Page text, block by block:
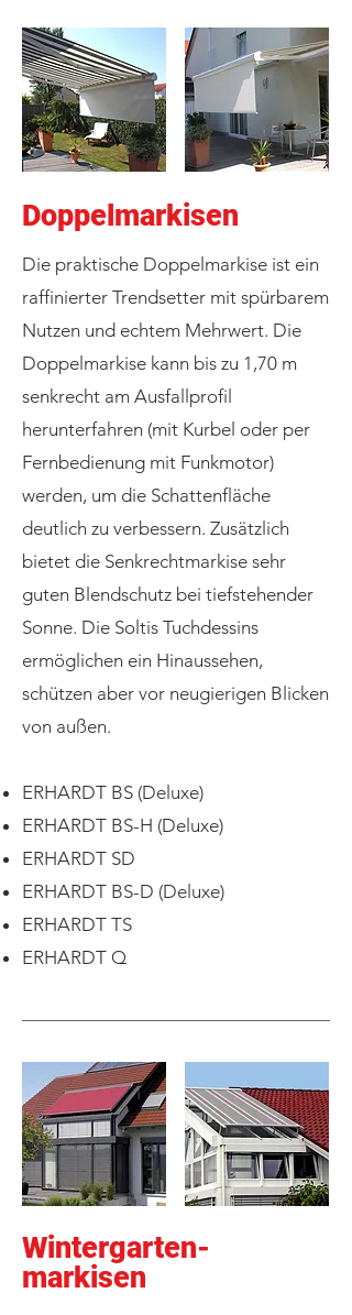
Doppelmarkisen
Die praktische Doppelmarkise ist ein
raffinierter Trendsetter mit spürbarem
Nutzen und echtem Mehrwert. Die
Doppelmarkise kann bis zu 1,70 m
senkrecht am Ausfallprofil
herunterfahren (mit Kurbel oder per
Fernbedienung mit Funkmotor)
werden, um die Schattenfläche
deutlich zu verbessern. Zusätzlich
bietet die Senkrechtmarkise sehr
guten Blendschutz bei tiefstehender
Sonne. Die Soltis Tuchdessins
ermöglichen ein Hinaussehen,
schützen aber vor neugierigen Blicken
von außen.
ERHARDT BS (Deluxe)
ERHARDT BS-H (Deluxe)
ERHARDT SD
ERHARDT BS-D (Deluxe)
ERHARDT TS
ERHARDT Q
Wintergarten-
markisen